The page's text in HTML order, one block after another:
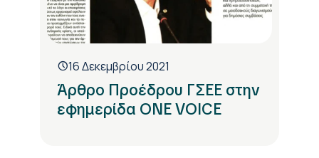
16 Δεκεμβρίου 2021
Άρθρο Προέδρου ΓΣΕΕ στην
εφημερίδα ONE VOICE